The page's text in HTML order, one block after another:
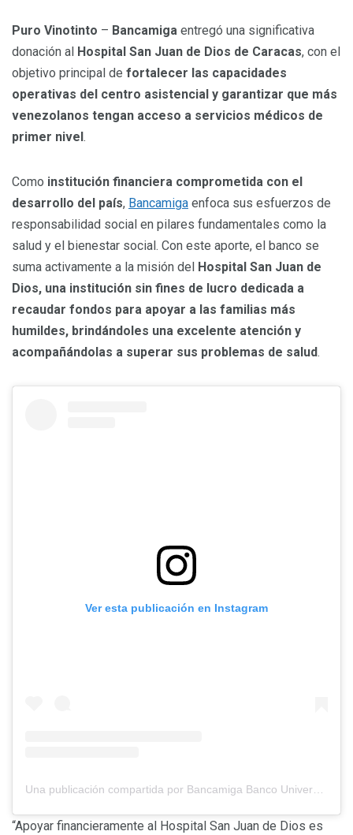
Puro Vinotinto – Bancamiga entregó una significativa
donación al Hospital San Juan de Dios de Caracas, con el
objetivo principal de fortalecer las capacidades
operativas del centro asistencial y garantizar que más
venezolanos tengan acceso a servicios médicos de
primer nivel.
Como institución financiera comprometida con el
desarrollo del país, Bancamiga enfoca sus esfuerzos de
responsabilidad social en pilares fundamentales como la
salud y el bienestar social. Con este aporte, el banco se
suma activamente a la misión del Hospital San Juan de
Dios, una institución sin fines de lucro dedicada a
recaudar fondos para apoyar a las familias más
humildes, brindándoles una excelente atención y
acompañándolas a superar sus problemas de salud.
Ver esta publicación en Instagram
Una publicación compartida por Bancamiga Banco Universal (@bancamiga)
“Apoyar financieramente al Hospital San Juan de Dios es